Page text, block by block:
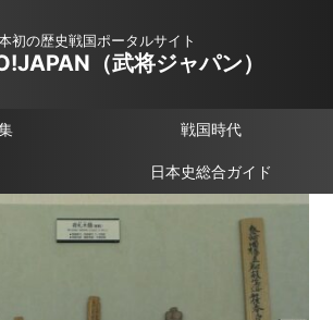
初の歴史戦国ポータルサイト
（武将ジャパン）
戦国時代
日本史総合ガイド